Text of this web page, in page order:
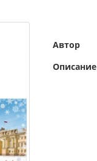
Автор
Описание